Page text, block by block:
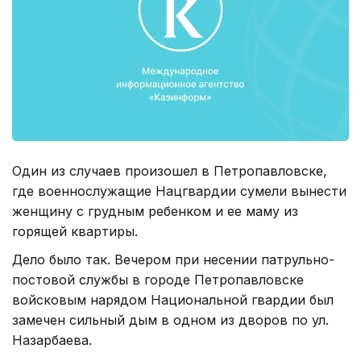
Один из случаев произошел в Петропавловске,
где военнослужащие Нацгвардии сумели вынести
женщину с грудным ребенком и ее маму из
горящей квартиры.
Дело было так. Вечером при несении патрульно-
постовой службы в городе Петропавловске
войсковым нарядом Национальной гвардии был
замечен сильный дым в одном из дворов по ул.
Назарбаева.